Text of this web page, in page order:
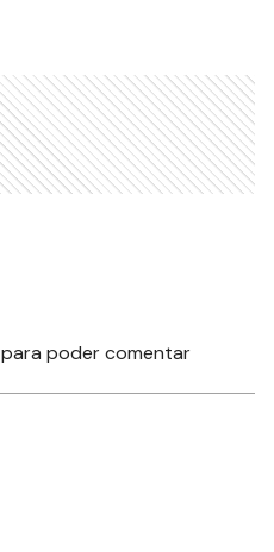
para poder comentar